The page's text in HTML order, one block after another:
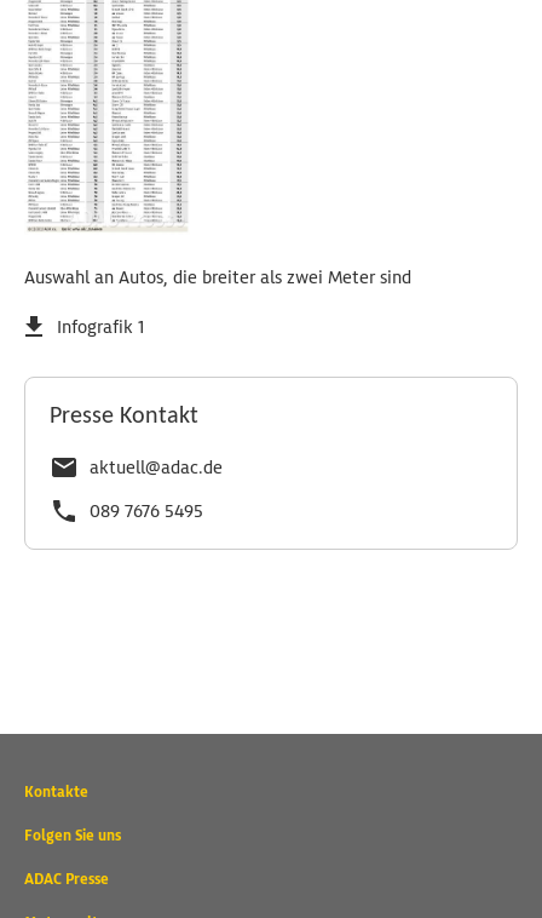
Auswahl an Autos, die breiter als zwei Meter sind
Infografik 1
Presse Kontakt
aktuell@adac.de
089 7676 5495
Wichtige
und
Links
Kontakte
Folgen Sie uns
ADAC Presse